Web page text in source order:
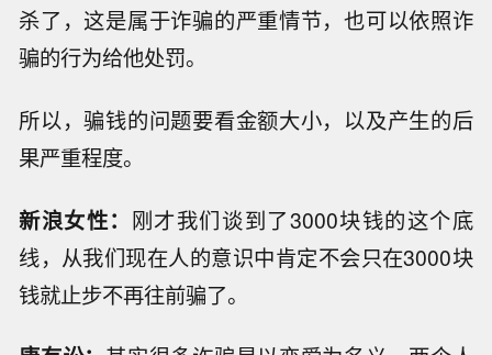
杀了，这是属于诈骗的严重情节，也可以依照诈
骗的行为给他处罚。
所以，骗钱的问题要看金额大小，以及产生的后
果严重程度。
新浪女性： 刚才我们谈到了3000块钱的这个底
线，从我们现在人的意识中肯定不会只在3000块
钱就止步不再往前骗了。